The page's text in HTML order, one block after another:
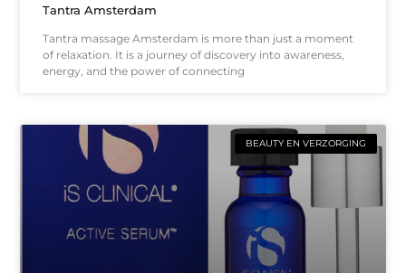
Tantra Amsterdam
Tantra massage Amsterdam is more than just a moment
of relaxation. It is a journey of discovery into awareness,
energy, and the power of connecting
BEAUTY EN VERZORGING